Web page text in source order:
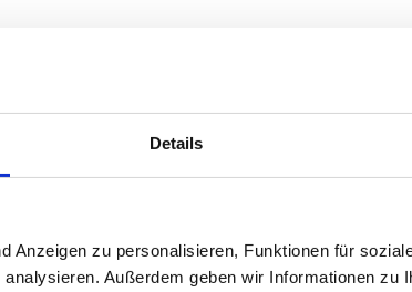
Details
Anzeigen zu personalisieren, Funktionen für
Außerdem geben wir Informationen zu
Liquidität
Geld gekostet, wenn sogenannte
an der Niedrigzinspolitik der
Unternehmen haben ihre